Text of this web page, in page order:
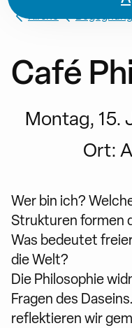
Kirche
Café
Montag, 15.
Ort:
Wer bin ich?
Strukturen formen
Was bedeutet
die Welt?
Die Philosophie
Fragen des
reflektieren wir